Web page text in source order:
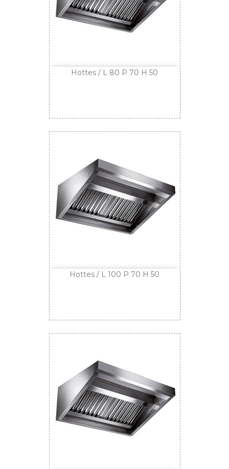
Hottes / L 80 P 70 H 50
Hottes / L 100 P 70 H 50